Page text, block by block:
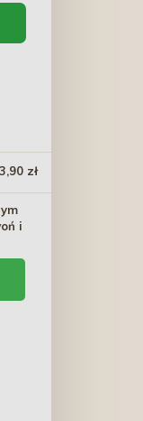
zł
i